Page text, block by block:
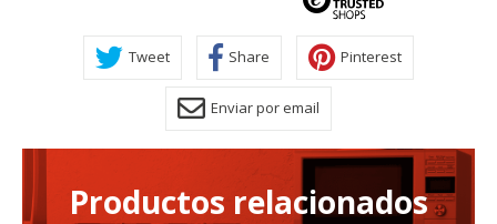
Tweet Share Pinterest
Enviar por email
Productos relacionados